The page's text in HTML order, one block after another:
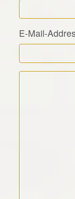
E-Mail-
Kommentar